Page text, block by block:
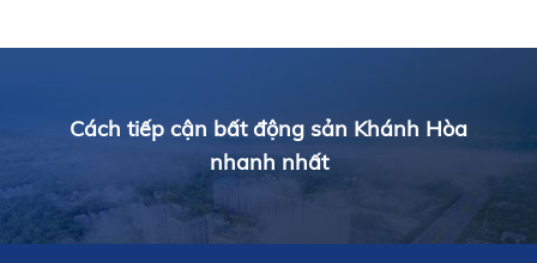
Cách tiếp cận bất động sản Khánh Hòa
nhanh nhất